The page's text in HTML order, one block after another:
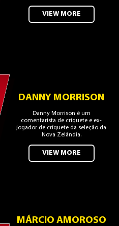
VIEW MORE
DANNY MORRISON
Danny Morrison é um
comentarista de críquete e ex-
jogador de críquete da seleção da
Nova Zelândia.
VIEW MORE
MÁRCIO AMOROSO